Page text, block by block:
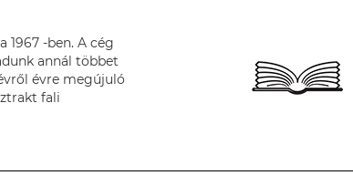
-ben. A cég
annál többet
évre megújuló
fali